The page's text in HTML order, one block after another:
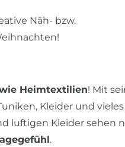
Näh- bzw.
Heimtextilien! Mit
Kleider und vieles
luftigen Kleider sehen
.